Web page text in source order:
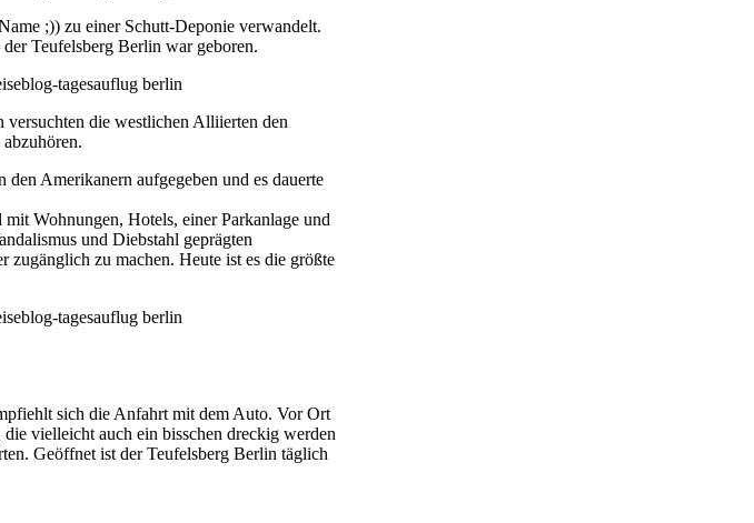
;)) zu einer Schutt-Deponie verwandelt.
Teufelsberg Berlin war geboren.
versuchten die westlichen Alliierten den
Amerikanern aufgegeben und es dauerte
Wohnungen, Hotels, einer Parkanlage und
und Diebstahl geprägten
zugänglich zu machen. Heute ist es die größte
sich die Anfahrt mit dem Auto. Vor Ort
vielleicht auch ein bisschen dreckig werden
Geöffnet ist der Teufelsberg Berlin täglich